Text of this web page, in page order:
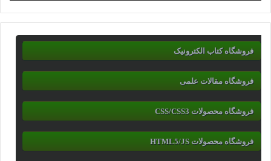
فروشگاه کتاب الکترونیک
فروشگاه مقالات علمی
فروشگاه محصولات CSS/CSS3
فروشگاه محصولات HTML5/JS